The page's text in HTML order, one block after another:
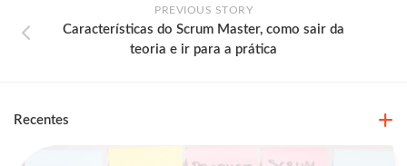
PREVIOUS STORY
Características do Scrum Master, como sair da
teoria e ir para a prática
Recentes